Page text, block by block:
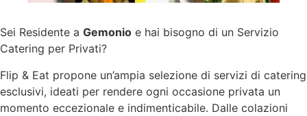
Sei Residente a Gemonio e hai bisogno di un Servizio
Catering per Privati?
Flip & Eat propone un’ampia selezione di servizi di catering
esclusivi, ideati per rendere ogni occasione privata un
momento eccezionale e indimenticabile. Dalle colazioni